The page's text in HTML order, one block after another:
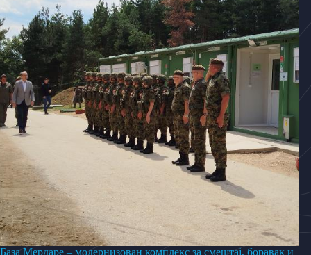
База Мердаре – модернизован комплекс за смештај, боравак и